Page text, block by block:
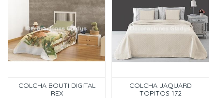
COLCHA BOUTI DIGITAL
REX
COLCHA JAQUARD
TOPITOS 172